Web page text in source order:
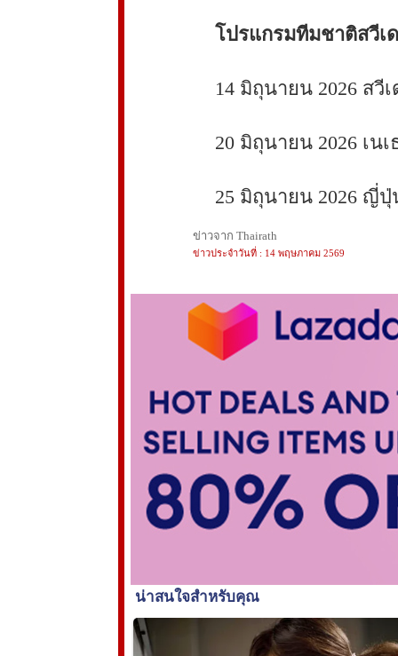
โปรแกรมทีมชาติสวีเ
14 มิถุนายน 2026 สวี
20 มิถุนายน 2026 เน
25 มิถุนายน 2026 ญี่
ข่าวจาก Thairath
ข่าวประจำวันที่ : 14 พฤษภาคม 2569